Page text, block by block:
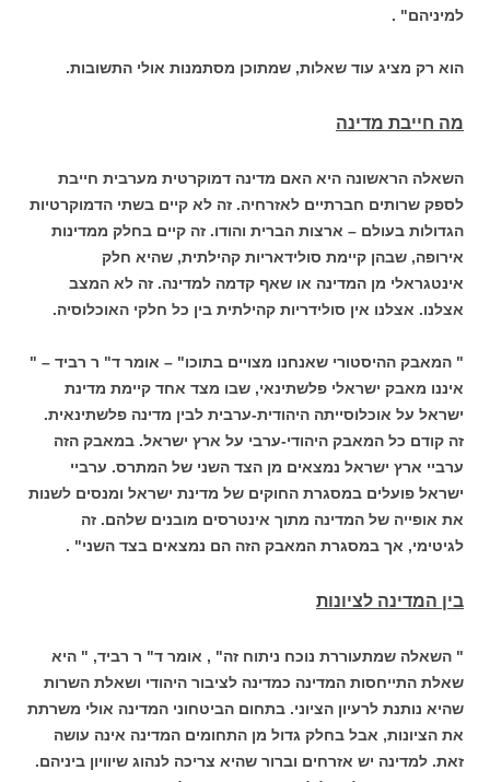
למיניהם" .
הוא רק מציג עוד שאלות, שמתוכן מסתמנות אולי התשובות.
מה חייבת מדינה
השאלה הראשונה היא האם מדינה דמוקרטית מערבית חייבת
לספק שרותים חברתיים לאזרחיה. זה לא קיים בשתי הדמוקרטיות
הגדולות בעולם – ארצות הברית והודו. זה קיים בחלק ממדינות
אירופה, שבהן קיימת סולידאריות קהילתית, שהיא חלק
אינטגראלי מן המדינה או שאף קדמה למדינה. זה לא המצב
אצלנו. אצלנו אין סולידריות קהילתית בין כל חלקי האוכלוסיה.
" המאבק ההיסטורי שאנחנו מצויים בתוכו" – אומר ד" ר רביד – "
איננו מאבק ישראלי פלשתינאי, שבו מצד אחד קיימת מדינת
ישראל על אוכלוסייתה היהודית-ערבית לבין מדינה פלשתינאית.
זה קודם כל המאבק היהודי-ערבי על ארץ ישראל. במאבק הזה
ערביי ארץ ישראל נמצאים מן הצד השני של המתרס. ערביי
ישראל פועלים במסגרת החוקים של מדינת ישראל ומנסים לשנות
את אופייה של המדינה מתוך אינטרסים מובנים שלהם. זה
לגיטימי, אך במסגרת המאבק הזה הם נמצאים בצד השני" .
בין המדינה לציונות
" השאלה שמתעוררת נוכח ניתוח זה" , אומר ד" ר רביד, " היא
שאלת התייחסות המדינה כמדינה לציבור היהודי ושאלת השרות
שהיא נותנת לרעיון הציוני. בתחום הביטחוני המדינה אולי משרתת
את הציונות, אבל בחלק גדול מן התחומים המדינה אינה עושה
זאת. למדינה יש אזרחים וברור שהיא צריכה לנהוג שיוויון ביניהם.